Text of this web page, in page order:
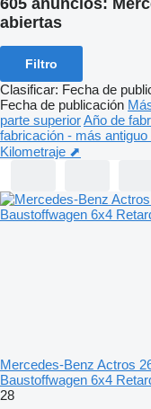
605 anuncios:
abiertas
Filtro
Clasificar: Fecha de
Fecha de publicación
parte superiorAño de
fabricación - más
Kilometraje ⬈
Mercedes-Benz Actros
Baustoffwagen 6x4
28